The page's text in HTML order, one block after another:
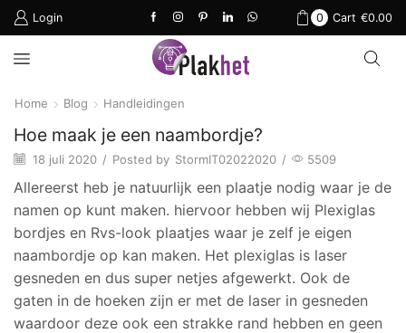
Login 0 Cart €0.00
Home Blog Handleidingen
Hoe maak je een naambordje?
18 juli 2020 / Posted by StormIT02022020 / 5509
Allereerst heb je natuurlijk een plaatje nodig waar je de
namen op kunt maken. hiervoor hebben wij Plexiglas
bordjes en Rvs-look plaatjes waar je zelf je eigen
naambordje op kan maken. Het plexiglas is laser
gesneden ​en dus super netjes afgewerkt. Ook de
gaten in de hoeken zijn er met de laser in gesneden
waardoor deze ook een strakke rand hebben en geen